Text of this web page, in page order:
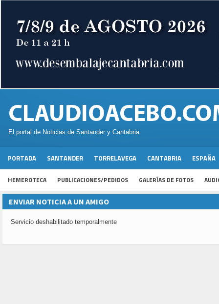
El portal de Noticias de Santander y Cantabria
PORTADA SANTANDER TORRELAVEGA CANTABRIA ESPAÑA
HEMEROTECA PUBLICACIONES/PEDIDOS GALERÍAS DE FOTOS
ENVIAR NOTICIA A UN AMIGO
Servicio deshabilitado temporalmente